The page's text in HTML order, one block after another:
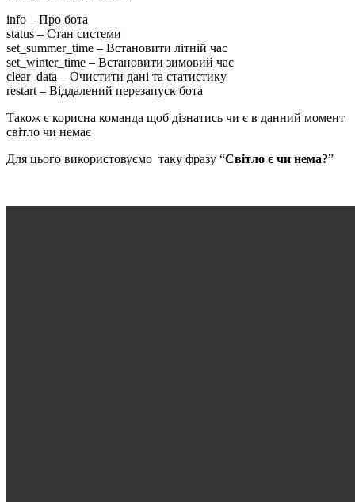
info – Про бота
status – Стан системи
set_summer_time – Встановити літній час
set_winter_time – Встановити зимовий час
clear_data – Очистити дані та статистику
restart – Віддалений перезапуск бота
Також є корисна команда щоб дізнатись чи є в данний момент
світло чи немає
Для цього використовуємо таку фразу “Світло є чи нема?”